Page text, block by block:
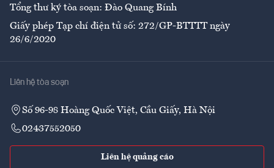
Tổng thư ký tòa soạn: Đào Quang Bính
Giấy phép Tạp chí điện tử số: 272/GP-BTTTT ngày
26/6/2020
Liên hệ tòa soạn
Số 96-98 Hoàng Quốc Việt, Cầu Giấy, Hà Nội
02437552050
Liên hệ quảng cáo